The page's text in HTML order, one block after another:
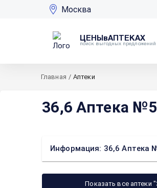
Москва
ЦЕНЫвАПТЕКАХ
поиск выгодных предложений
Главная / Аптеки
36,6 Аптека
Информация: 36,6 Аптека
Показать все аптеки